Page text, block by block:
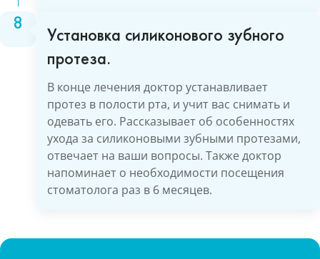
Установка силиконового зубного
протеза.
В конце лечения доктор устанавливает
протез в полости рта, и учит вас снимать и
одевать его. Рассказывает об особенностях
ухода за силиконовыми зубными протезами,
отвечает на ваши вопросы. Также доктор
напоминает о необходимости посещения
стоматолога раз в 6 месяцев.